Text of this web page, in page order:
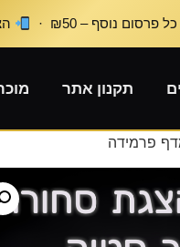
כל פרסום נוסף – ₪50 ·
תקנון אתר
פרמידה